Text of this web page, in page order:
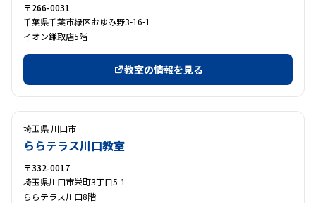
〒266-0031
千葉県千葉市緑区おゆみ野3-16-1
イオン鎌取店5階
教室の情報を見る
埼玉県 川口市
ららテラス川口教室
〒332-0017
埼玉県川口市栄町3丁目5-1
ららテラス川口8階